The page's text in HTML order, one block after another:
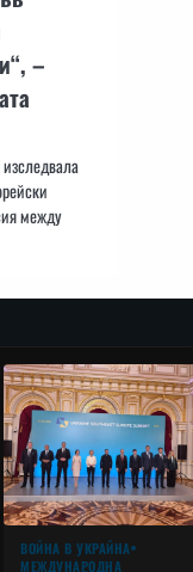
–
между
ВОЙНА В УКРАЙНА
МЕЖДУНАРОДНА